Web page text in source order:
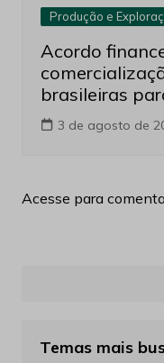
Produção e
Acordo
brasileiras
3 de agosto de
Acesse para
Temas mais